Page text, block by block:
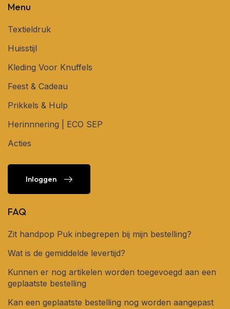
Menu
Textieldruk
Huisstijl
Kleding Voor Knuffels
Feest & Cadeau
Prikkels & Hulp
Herinnnering | ECO SEP
Acties
Inloggen
FAQ
Zit handpop Puk inbegrepen bij mijn bestelling?
Wat is de gemiddelde levertijd?
Kunnen er nog artikelen worden toegevoegd aan een
geplaatste bestelling
Kan een geplaatste bestelling nog worden aangepast